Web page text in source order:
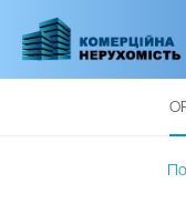
основного